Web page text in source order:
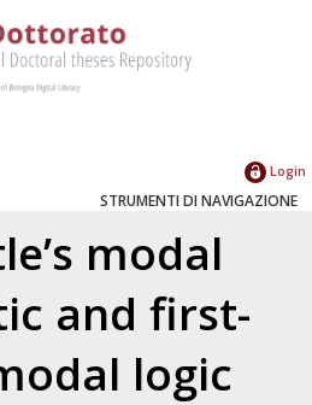
Login
STRUMENTI DI NAVIGAZIONE
modal
and first-
logic